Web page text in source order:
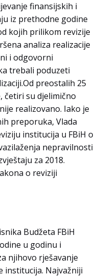
finansijskih i
iz prethodne godine
kojih prilikom revizije
analiza realizacije
i odgovorni
trebali poduzeti
preostalih 25
četiri su djelimično
realizovano. Iako je
preporuka, Vlada
institucija u FBiH o
nepravilnosti
za 2018.
o reviziji
Budžeta FBiH
u godinu i
njihovo rješavanje
institucija. Najvažniji